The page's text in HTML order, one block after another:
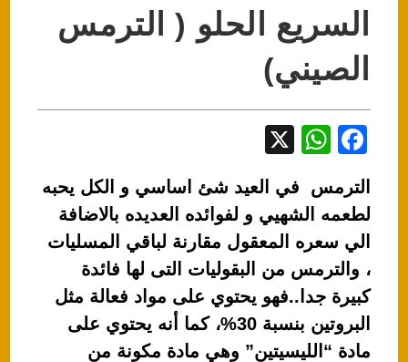
السريع الحلو ( الترمس
الصيني)
F
c
e
b
o
o
k
W
at
s
A
p
p
الترمس في العيد شئ اساسي و الكل يحبه
لطعمه الشهيي و لفوائده العديده بالاضافة
الي سعره المعقول مقارنة لباقي المسليات
، والترمس من البقوليات التى لها فائدة
كبيرة جدا..فهو يحتوي على مواد فعالة مثل
البروتين بنسبة 30%، كما أنه يحتوي على
مادة “الليسيتين” وهي مادة مكونة من